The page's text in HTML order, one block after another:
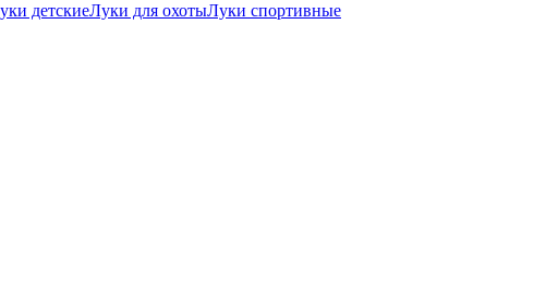
детскиеЛуки для охотыЛуки спортивные